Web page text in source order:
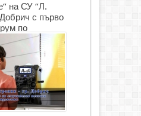
на СУ “Л.
с първо
по